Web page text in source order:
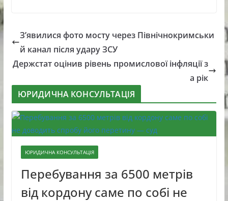
З’явилися фото мосту через Північнокримськи
й канал після удару ЗСУ
Держстат оцінив рівень промислової інфляції з
а рік
ЮРИДИЧНА КОНСУЛЬТАЦІЯ
ЮРИДИЧНА КОНСУЛЬТАЦІЯ
Перебування за 6500 метрів
від кордону саме по собі не